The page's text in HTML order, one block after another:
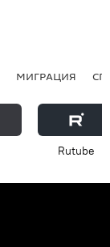
МИГРАЦИЯ
Rutube